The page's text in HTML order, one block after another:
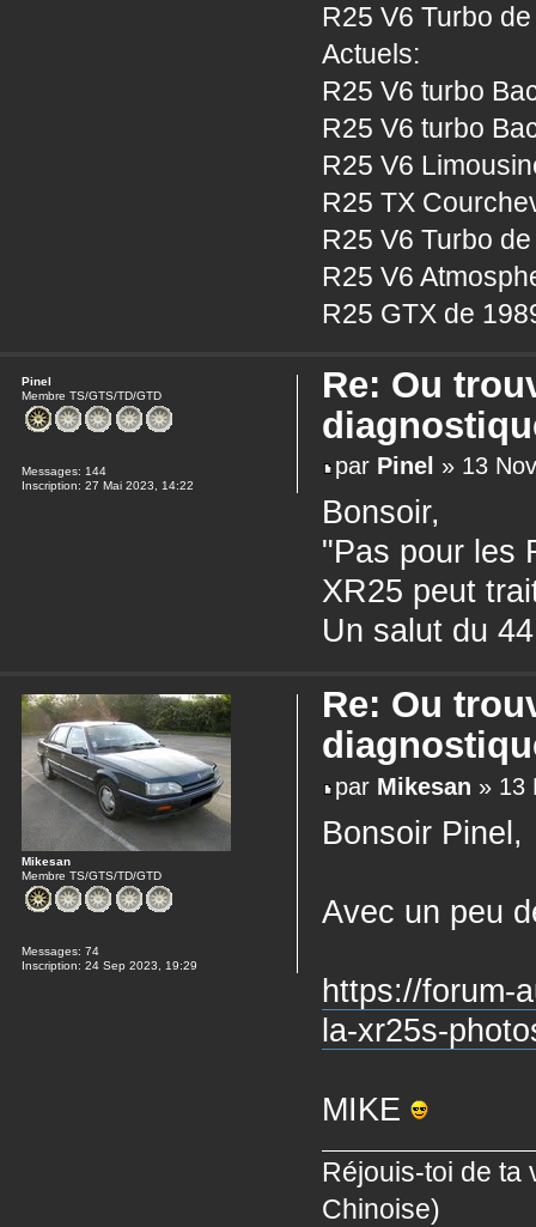
R25 V6 Turbo
Actuels:
R25 V6 turbo
R25 V6 turbo
R25 V6
R25 TX
R25 V6 Turbo
R25 V6
R25 GTX de
Re: Ou
par Pinel » 13
Bonsoir,
"Pas pour les
XR25 peut
Un salut du 44
Pinel
Membre TS/GTS/TD/GTD
Messages: 144
Inscription: 27 Mai 2023, 14:22
Re: Ou
par Mikesan » 13
Bonsoir Pinel,
Avec un peu
https://forum-
la-xr25s-
MIKE
Réjouis-toi de ta
Chinoise)
Mikesan
Membre TS/GTS/TD/GTD
Messages: 74
Inscription: 24 Sep 2023, 19:29